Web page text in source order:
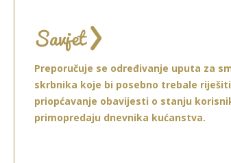
Preporučuje se određivanje uputa za
skrbnika koje bi posebno trebale riješiti
priopćavanje obavijesti o stanju
primopredaju dnevnika kućanstva.